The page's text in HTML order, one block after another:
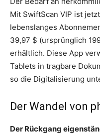
Mit SwiftScan VIP ist
lebenslanges
39,97 $ (ursprünglich
erhältlich. Diese App
Tablets in tragbare
so die Digitalisierung
Der Wandel von
Der Rückgang